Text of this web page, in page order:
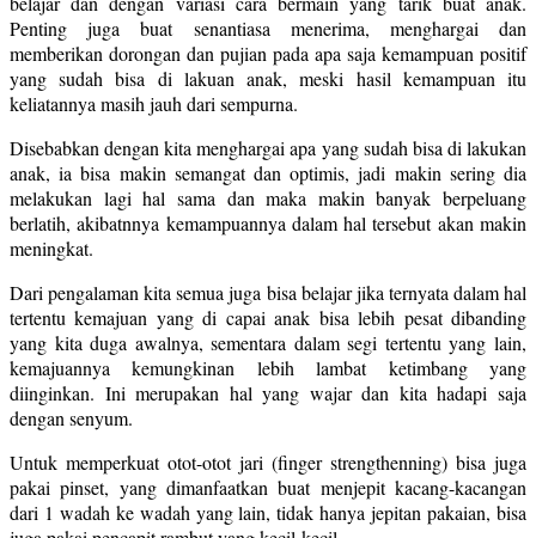
Penting juga buat senantiasa menerima, menghargai dan
memberikan dorongan dan pujian pada apa saja kemampuan positif
yang sudah bisa di lakuan anak, meski hasil kemampuan itu
keliatannya masih jauh dari sempurna.
Disebabkan dengan kita menghargai apa yang sudah bisa di lakukan
anak, ia bisa makin semangat dan optimis, jadi makin sering dia
melakukan lagi hal sama dan maka makin banyak berpeluang
berlatih, akibatnnya kemampuannya dalam hal tersebut akan makin
meningkat.
Dari pengalaman kita semua juga bisa belajar jika ternyata dalam hal
tertentu kemajuan yang di capai anak bisa lebih pesat dibanding
yang kita duga awalnya, sementara dalam segi tertentu yang lain,
kemajuannya kemungkinan lebih lambat ketimbang yang
diinginkan. Ini merupakan hal yang wajar dan kita hadapi saja
dengan senyum.
Untuk memperkuat otot-otot jari (finger strengthenning) bisa juga
pakai pinset, yang dimanfaatkan buat menjepit kacang-kacangan
dari 1 wadah ke wadah yang lain, tidak hanya jepitan pakaian, bisa